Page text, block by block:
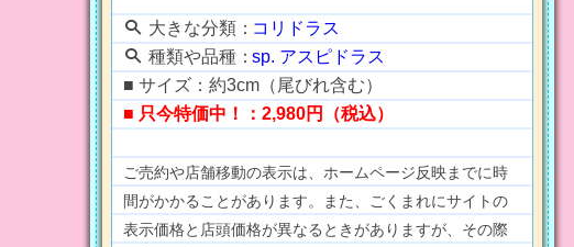
大きな分類：コリドラス
種類や品種：sp. アスピドラス
■ サイズ：約3cm（尾びれ含む）
■ 只今特価中！：2,980円（税込）
ご売約や店舗移動の表示は、ホームページ反映までに時
間がかかることがあります。また、ごくまれにサイトの
表示価格と店頭価格が異なるときがありますが、その際